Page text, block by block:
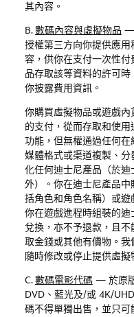
其內容。
B.數碼內容與虛擬物品 —
授權第三方向你提供應
容，供你在支付一次性
品存取該等資料的許可
你披露費用資訊。
你購買虛擬物品或遊戲
的支付，從而存取和使用
功能，但無權通過任何
媒體格式或渠道複製、
化任何迪士尼產品（於
外）。你在迪士尼產品
括角色和角色名稱）或
你在遊戲進程時組裝的
兌換，亦不予退款，且
取金錢或其他有價物。
隨時修改或停止提供虛擬
C.數碼電影代碼 — 於原
DVD、藍光及/或 4K/UHD
碼不得單獨出售，並只